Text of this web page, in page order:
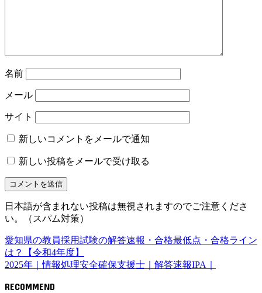
名前
メール
サイト
新しいコメントをメールで通知
新しい投稿をメールで受け取る
日本語が含まれない投稿は無視されますのでご注意くださ
い。（スパム対策）
愛知県の教員採用試験の解答速報・合格最低点・合格ライン
は？【令和4年度】
2025年｜情報処理安全確保支援士｜解答速報IPA｜
RECOMMEND